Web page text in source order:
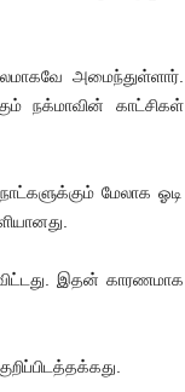
அமைந்துள்ளார்.
நக்மாவின் காட்சிகள்
மேலாக ஓடி
இதன் காரணமாக